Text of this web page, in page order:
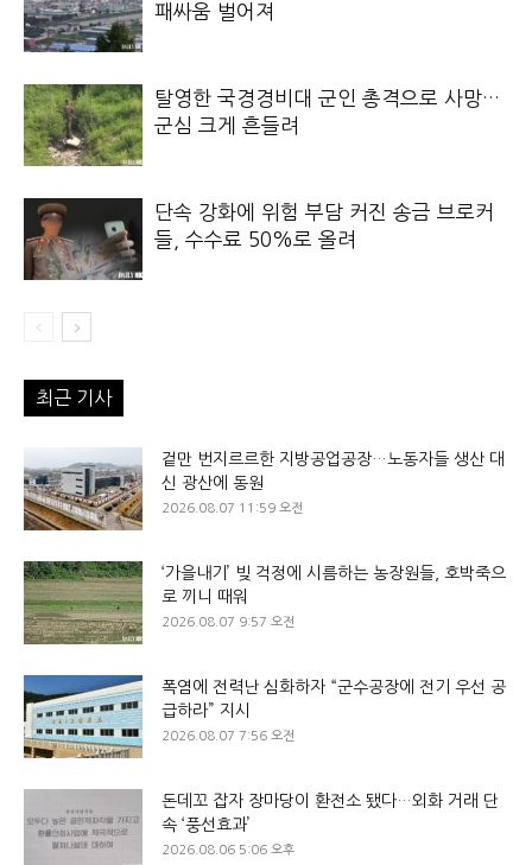
패싸움 벌어져
탈영한 국경경비대 군인 총격으로 사망…
군심 크게 흔들려
단속 강화에 위험 부담 커진 송금 브로커
들, 수수료 50%로 올려
최근 기사
겉만 번지르르한 지방공업공장…노동자들 생산 대
신 광산에 동원
2026.08.07 11:59 오전
‘가을내기’ 빚 걱정에 시름하는 농장원들, 호박죽으
로 끼니 때워
2026.08.07 9:57 오전
폭염에 전력난 심화하자 “군수공장에 전기 우선 공
급하라” 지시
2026.08.07 7:56 오전
돈데꼬 잡자 장마당이 환전소 됐다…외화 거래 단
속 ‘풍선효과’
2026.08.06 5:06 오후